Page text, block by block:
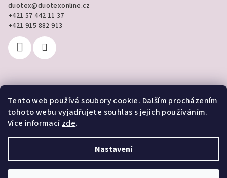
Tento web používá soubory cookie. Dalším procházením
tohoto webu vyjadřujete souhlas s jejich používáním.
Více informacízde.
Nastavení
duotex@duotexonline.cz
+421 57 442 11 37
+421 915 882 913
Přijímáme online platby